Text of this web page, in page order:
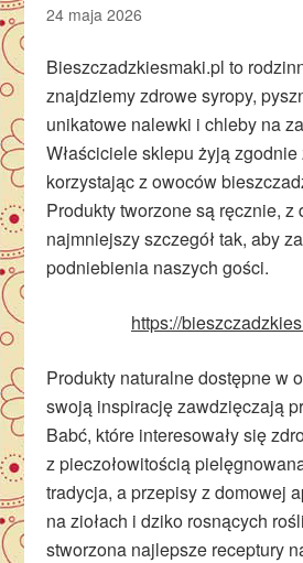
24 maja 2026
Bieszczadzkiesmaki.pl to
znajdziemy zdrowe syropy,
unikatowe nalewki i chleby na
Właściciele sklepu żyją zgodnie
korzystając z owoców
Produkty tworzone są ręcznie, z
najmniejszy szczegół tak, aby
podniebienia naszych gości.
https://
Produkty naturalne dostępne w
swoją inspirację zawdzięczają
Babć, które interesowały się
z pieczołowitością
tradycja, a przepisy z domowej
na ziołach i dziko rosnących
stworzona najlepsze receptury